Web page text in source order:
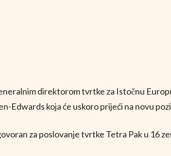
direktorom tvrtke za Istočnu
Edwards koja će uskoro prijeći na novu
za poslovanje tvrtke Tetra Pak u 16